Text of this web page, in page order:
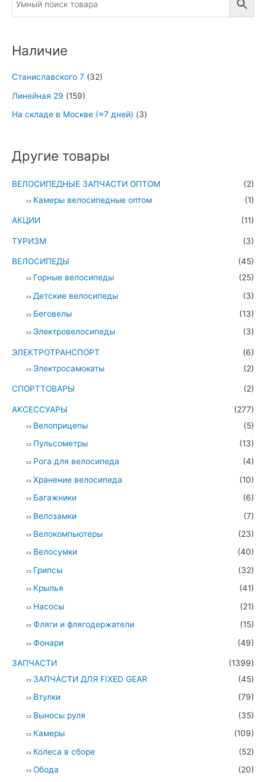
Наличие
Станиславского 7 (32)
Линейная 29 (159)
На складе в Москве (≈7 дней) (3)
Другие товары
ВЕЛОСИПЕДНЫЕ ЗАПЧАСТИ ОПТОМ
(2)
Камеры велосипедные оптом
(1)
АКЦИИ (11)
ТУРИЗМ (3)
ВЕЛОСИПЕДЫ
(45)
Горные велосипеды
(25)
Детские велосипеды
(3)
Беговелы
(13)
Электровелосипеды
(3)
ЭЛЕКТРОТРАНСПОРТ
(6)
Электросамокаты
(2)
СПОРТТОВАРЫ (2)
АКСЕССУАРЫ
(277)
Велоприцепы
(5)
Пульсометры
(13)
Рога для велосипеда
(4)
Хранение велосипеда
(10)
Багажники
(6)
Велозамки
(7)
Велокомпьютеры
(23)
Велосумки
(40)
Грипсы
(32)
Крылья
(41)
Насосы
(21)
Фляги и флягодержатели
(15)
Фонари
(49)
ЗАПЧАСТИ
(1399)
ЗАПЧАСТИ ДЛЯ FIXED GEAR
(45)
Втулки
(79)
Выносы руля
(35)
Камеры
(109)
Колеса в сборе
(52)
Обода
(20)